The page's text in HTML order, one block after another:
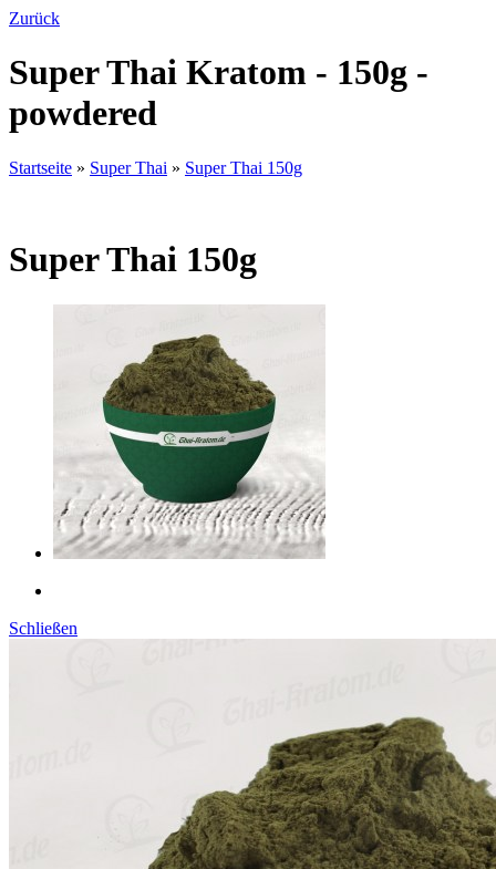
Zurück
Super Thai Kratom - 150g -
powdered
Startseite » Super Thai » Super Thai 150g
Super Thai 150g
Schließen